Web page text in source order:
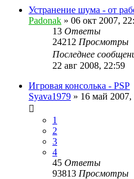
Устранение шума - от
Padonak » 06 окт 2007,
13 Ответы
24212 Просмотры
Последнее
22 авг 2008, 22:59
Игровая консолька - PSP
Syava1979 » 16 май 2007,
1
2
3
4
45 Ответы
93813 Просмотры